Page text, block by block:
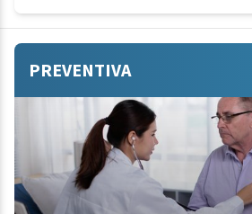
PREVENTIVA